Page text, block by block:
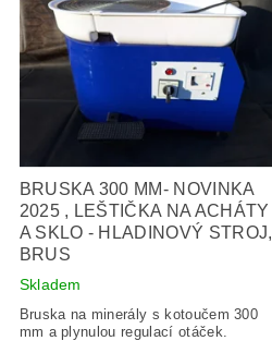
BRUSKA 300 MM- NOVINKA
2025 , LEŠTIČKA NA ACHÁTY
A SKLO - HLADINOVÝ STROJ,
BRUS
Skladem
Bruska na minerály s kotoučem 300
mm a plynulou regulací otáček.